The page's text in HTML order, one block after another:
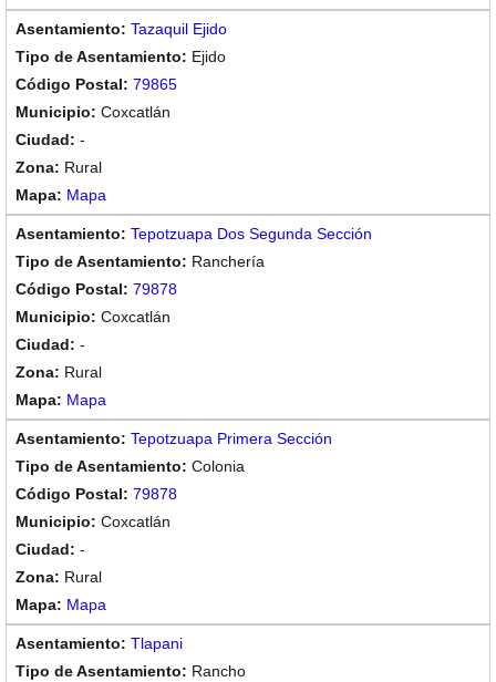
Tazaquil Ejido
Ejido
79865
Coxcatlán
-
Rural
Mapa
Tepotzuapa Dos Segunda Sección
Ranchería
79878
Coxcatlán
-
Rural
Mapa
Tepotzuapa Primera Sección
Colonia
79878
Coxcatlán
-
Rural
Mapa
Tlapani
Rancho